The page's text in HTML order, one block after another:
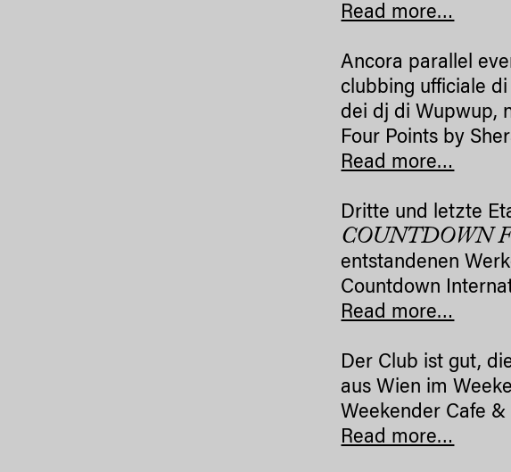
Read more…
Ancora parallel
clubbing ufficiale
dei dj di Wupwup,
Four Points by
Read more…
Dritte und letzte
COUNTDOWN
entstandenen
Countdown
Read more…
Der Club ist gut,
aus Wien im
Weekender Cafe &
Read more…